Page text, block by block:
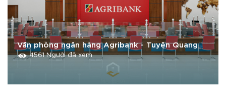
Văn phòng ngân hàng Agribank - Tuyên Quang
4561 Người đã xem